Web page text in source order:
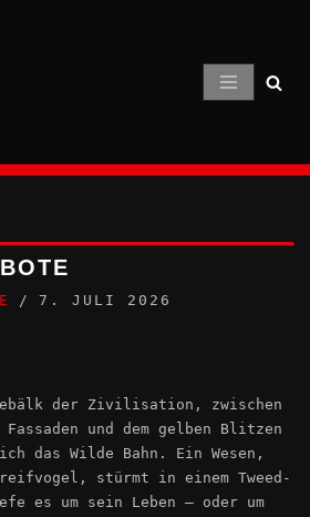
7. JULI 2026
der Zivilisation, zwischen
und dem gelben Blitzen
das Wilde Bahn. Ein Wesen,
stürmt in einem Tweed-
es um sein Leben – oder um